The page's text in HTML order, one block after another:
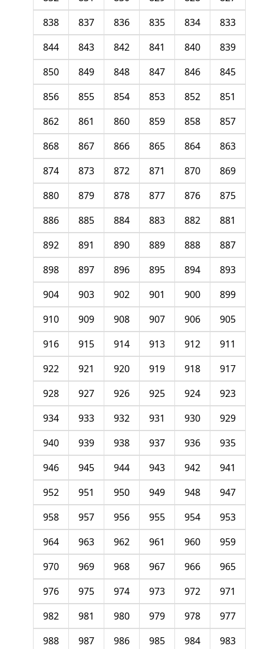
833
834
835
836
837
838
839
840
841
842
843
844
845
846
847
848
849
850
851
852
853
854
855
856
857
858
859
860
861
862
863
864
865
866
867
868
869
870
871
872
873
874
875
876
877
878
879
880
881
882
883
884
885
886
887
888
889
890
891
892
893
894
895
896
897
898
899
900
901
902
903
904
905
906
907
908
909
910
911
912
913
914
915
916
917
918
919
920
921
922
923
924
925
926
927
928
929
930
931
932
933
934
935
936
937
938
939
940
941
942
943
944
945
946
947
948
949
950
951
952
953
954
955
956
957
958
959
960
961
962
963
964
965
966
967
968
969
970
971
972
973
974
975
976
977
978
979
980
981
982
983
984
985
986
987
988